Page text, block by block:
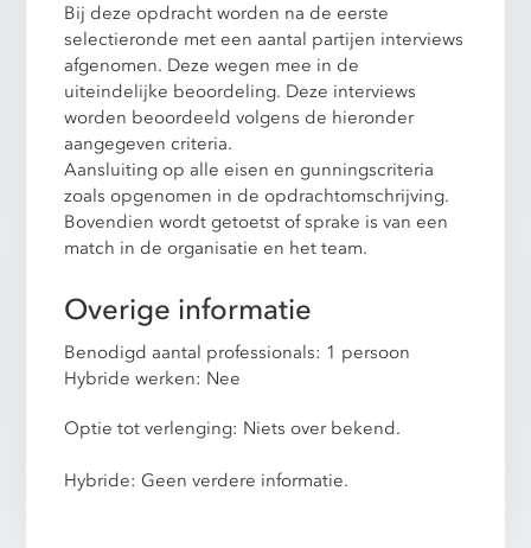
Bij deze opdracht worden na de eerste
selectieronde met een aantal partijen interviews
afgenomen. Deze wegen mee in de
uiteindelijke beoordeling. Deze interviews
worden beoordeeld volgens de hieronder
aangegeven criteria.
Aansluiting op alle eisen en gunningscriteria
zoals opgenomen in de opdrachtomschrijving.
Bovendien wordt getoetst of sprake is van een
match in de organisatie en het team.
Overige informatie
Benodigd aantal professionals: 1 persoon
Hybride werken: Nee
Optie tot verlenging: Niets over bekend.
Hybride: Geen verdere informatie.